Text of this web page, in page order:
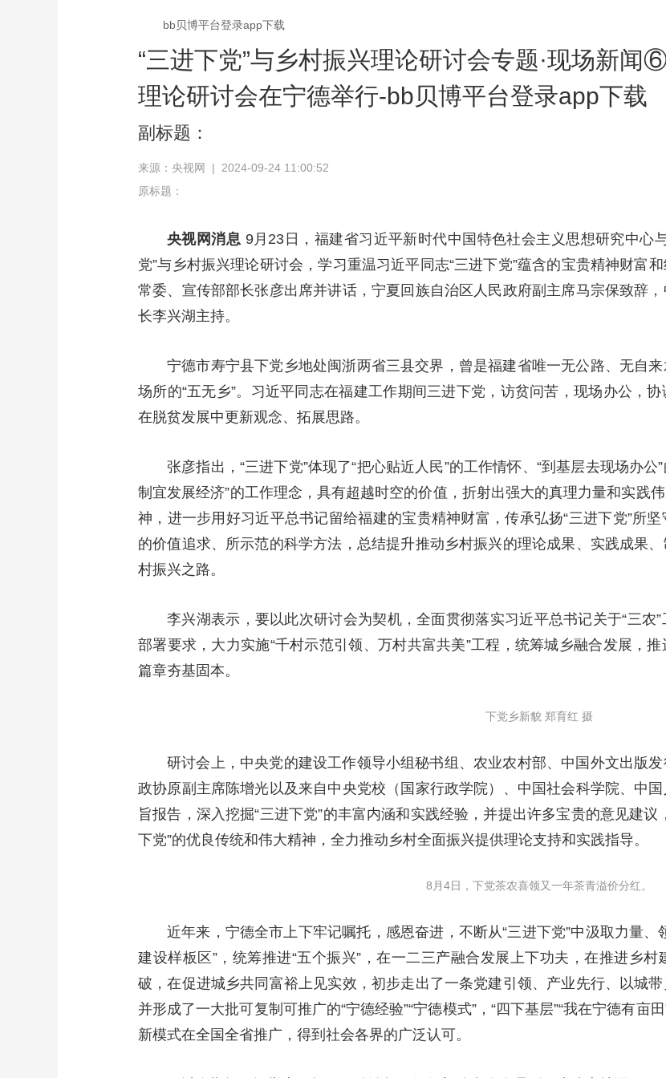
bb贝博平台登录app下载
“三进下党”与乡村振兴理论研讨会专题·现场新闻
理论研讨会在宁德举行-bb贝博平台登录app下载
副标题：
来源：央视网 | 2024-09-24 11:00:52
原标题：
央视网消息 9月23日，福建省习近平新时代中国特色社会主义思想研究中心
党”与乡村振兴理论研讨会，学习重温习近平同志“三进下党”蕴含的宝贵精神财富
常委、宣传部部长张彦出席并讲话，宁夏回族自治区人民政府副主席马宗保致辞
长李兴湖主持。
宁德市寿宁县下党乡地处闽浙两省三县交界，曾是福建省唯一无公路、无自
场所的“五无乡”。习近平同志在福建工作期间三进下党，访贫问苦，现场办公，
在脱贫发展中更新观念、拓展思路。
张彦指出，“三进下党”体现了“把心贴近人民”的工作情怀、“到基层去现场办公
制宜发展经济”的工作理念，具有超越时空的价值，折射出强大的真理力量和实践
神，进一步用好习近平总书记留给福建的宝贵精神财富，传承弘扬“三进下党”所
的价值追求、所示范的科学方法，总结提升推动乡村振兴的理论成果、实践成果
村振兴之路。
李兴湖表示，要以此次研讨会为契机，全面贯彻落实习近平总书记关于“三农
部署要求，大力实施“千村示范引领、万村共富共美”工程，统筹城乡融合发展，
篇章夯基固本。
下党乡新貌 郑育红 摄
研讨会上，中央党的建设工作领导小组秘书组、农业农村部、中国外文出版
政协原副主席陈增光以及来自中央党校（国家行政学院）、中国社会科学院、中
旨报告，深入挖掘“三进下党”的丰富内涵和实践经验，并提出许多宝贵的意见建
下党”的优良传统和伟大精神，全力推动乡村全面振兴提供理论支持和实践指导。
8月4日，下党茶农喜领又一年茶青溢价分红。
近年来，宁德全市上下牢记嘱托，感恩奋进，不断从“三进下党”中汲取力量、
建设样板区”，统筹推进“五个振兴”，在一二三产融合发展上下功夫，在推进乡
破，在促进城乡共同富裕上见实效，初步走出了一条党建引领、产业先行、以城
并形成了一大批可复制可推广的“宁德经验”“宁德模式”，“四下基层”“我在宁德有亩
新模式在全国全省推广，得到社会各界的广泛认可。